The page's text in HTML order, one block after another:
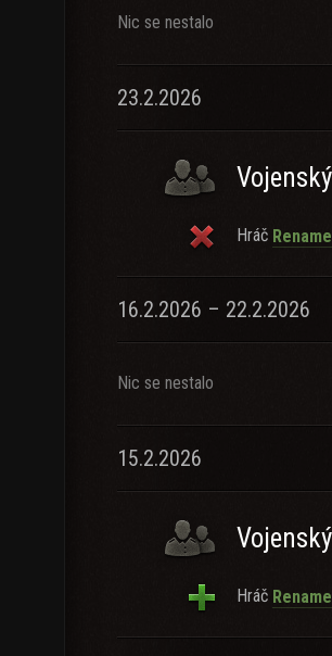
Nic se nestalo
23.2.2026
Hráč
16.2.2026 – 22.2.2026
Nic se nestalo
15.2.2026
Hráč